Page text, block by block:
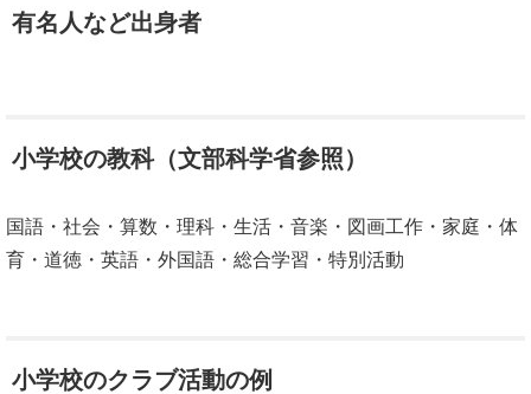
有名人など出身者
小学校の教科（文部科学省参照）
国語・社会・算数・理科・生活・音楽・図画工作・家庭・体
育・道徳・英語・外国語・総合学習・特別活動
小学校のクラブ活動の例